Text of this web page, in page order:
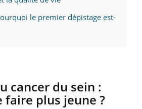
le premier dépistage est-
cancer du sein :
plus jeune ?